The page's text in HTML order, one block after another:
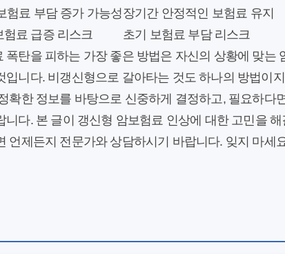
험료 부담 증가 가능성장기간 안정적인 보험료 유지
료 급증 리스크
초기 보험료 부담 리스크
폭탄을 피하는 가장 좋은 방법은 자신의 상황에 맞는
입니다. 비갱신형으로 갈아타는 것도 하나의 방법이
확한 정보를 바탕으로 신중하게 결정하고, 필요하다
니다. 본 글이 갱신형 암보험료 인상에 대한 고민을
언제든지 전문가와 상담하시기 바랍니다. 잊지 마세